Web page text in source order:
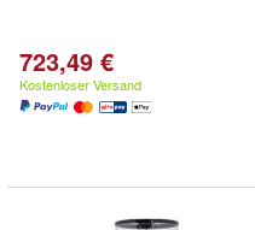
723,49 €
Kostenloser Versand